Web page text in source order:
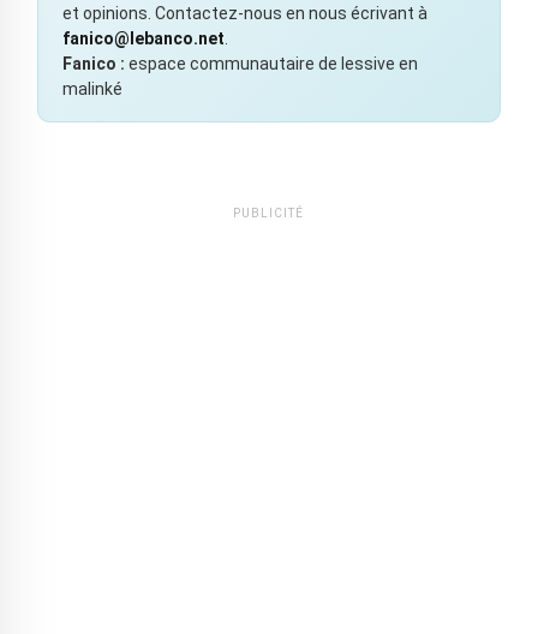
et opinions. Contactez-nous en nous écrivant à
fanico@lebanco.net
Fanico : espace communautaire de lessive en
malinké
PUBLICITÉ